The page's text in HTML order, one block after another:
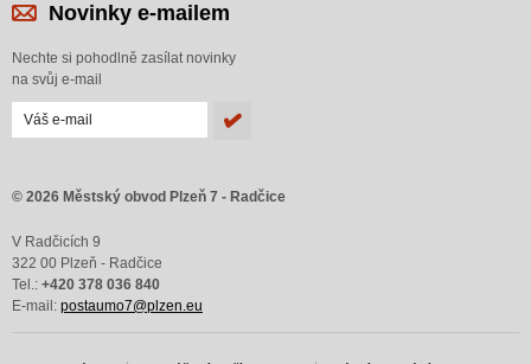
Novinky e-mailem
Nechte si pohodlně zasílat novinky
na svůj e-mail
© 2026 Městský obvod Plzeň 7 - Radčice
V Radčicích 9
322 00 Plzeň - Radčice
Tel.: +420 378 036 840
E-mail: postaumo7@plzen.eu